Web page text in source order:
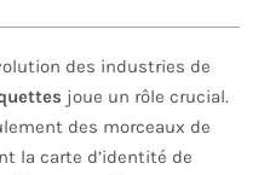
des industries de
joue un rôle crucial.
des morceaux de
la carte d’identité de